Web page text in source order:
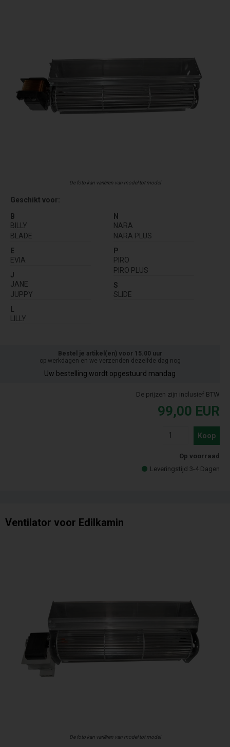
De foto kan variëren van model tot model
Geschikt voor:
B
BILLY
BLADE
E
EVIA
J
JANE
JUPPY
L
LILLY
N
NARA
NARA PLUS
P
PIRO
PIRO PLUS
S
SLIDE
Bestel je artikel(en) voor 15.00 uur
op werkdagen en we verzenden dezelfde dag nog
Uw bestelling wordt opgestuurd mandag
De prijzen zijn inclusief BTW
99,00 EUR
Koop
Op voorraad
Leveringstijd 3-4 Dagen
Ventilator voor Edilkamin
De foto kan variëren van model tot model